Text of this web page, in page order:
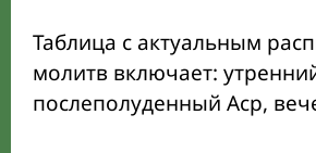
Таблица с актуальным
молитв включает:
послеполуденный Аср,